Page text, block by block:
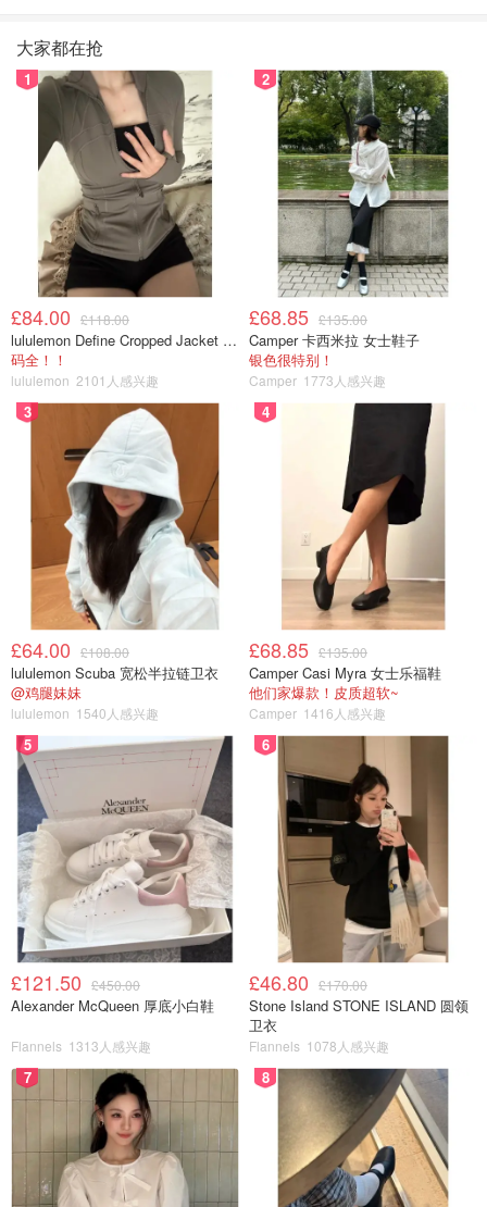
大家都在抢
1
£84.00 £118.00
lululemon Define Cropped Jacket Nulu 短款夹克
码全！！
lululemon 2101人感兴趣
2
£68.85 £135.00
Camper 卡西米拉 女士鞋子
银色很特别！
Camper 1773人感兴趣
3
£64.00 £108.00
lululemon Scuba 宽松半拉链卫衣
@鸡腿妹妹
lululemon 1540人感兴趣
4
£68.85 £135.00
Camper Casi Myra 女士乐福鞋
他们家爆款！皮质超软~
Camper 1416人感兴趣
5
£121.50 £450.00
Alexander McQueen 厚底小白鞋
Flannels 1313人感兴趣
6
£46.80 £170.00
Stone Island STONE ISLAND 圆领
卫衣
Flannels 1078人感兴趣
7 8